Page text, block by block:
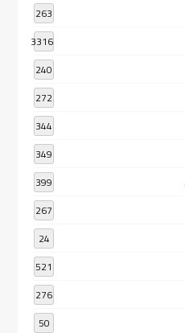
263
3316
240
272
344
349
399
267
24
521
276
50